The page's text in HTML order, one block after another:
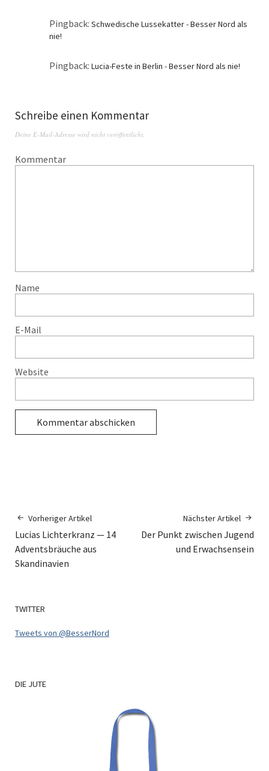
Pingback: Schwedische Lussekatter - Besser Nord als
nie!
Pingback: Lucia-Feste in Berlin - Besser Nord als nie!
Schreibe einen Kommentar
Deine E-Mail-Adresse wird nicht veröffentlicht.
Kommentar
Name
E-Mail
Website
Vorheriger Artikel
Lucias Lichterkranz — 14
Adventsbräuche aus
Skandinavien
Nächster Artikel
Der Punkt zwischen Jugend
und Erwachsensein
TWITTER
Tweets von @BesserNord
DIE JUTE